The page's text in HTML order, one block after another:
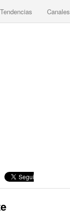
Tendencias Canales